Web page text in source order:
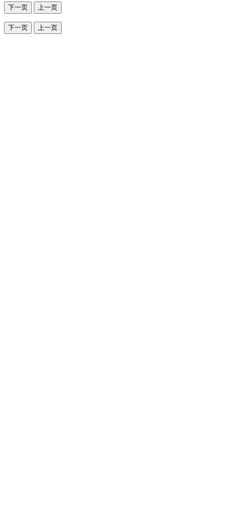
下一页 上一页
下一页 上一页